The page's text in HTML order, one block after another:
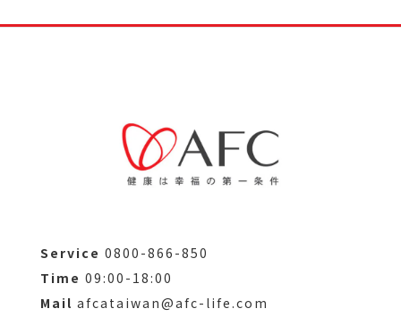
Service 0800-866-850
Time 09:00-18:00
Mail afcataiwan@afc-life.com